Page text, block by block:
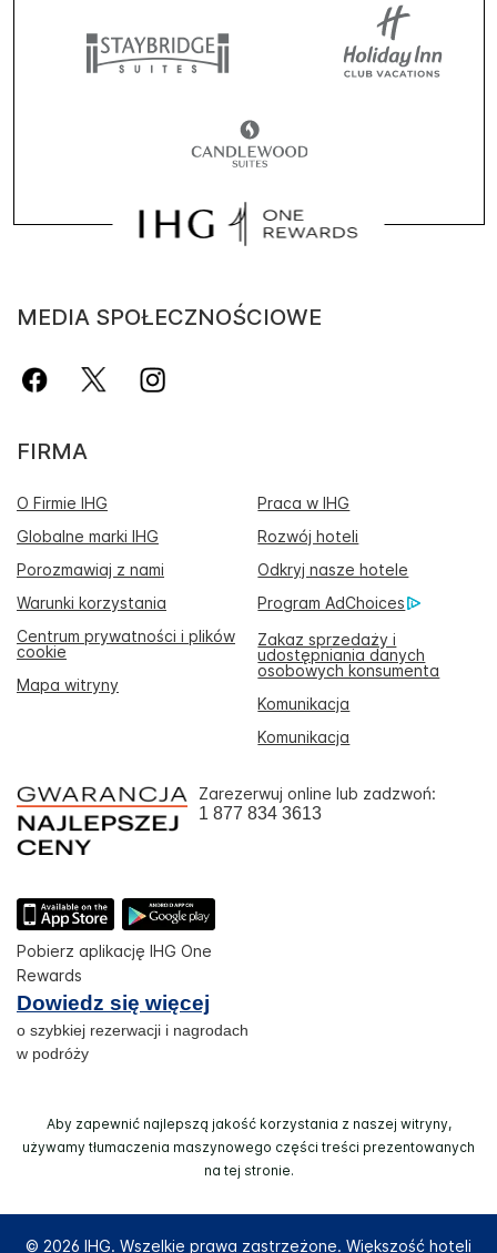
MEDIA SPOŁECZNOŚCIOWE
FIRMA
O Firmie IHG
Praca w IHG
Globalne marki IHG
Rozwój hoteli
Porozmawiaj z nami
Odkryj nasze hotele
Warunki korzystania
Program AdChoices
Centrum prywatności i plików
cookie
Zakaz sprzedaży i
udostępniania danych
osobowych konsumenta
Mapa witryny
Komunikacja
Komunikacja
Zarezerwuj online lub zadzwoń:
1 877 834 3613
Pobierz aplikację IHG One
Rewards
Dowiedz się więcej
o szybkiej rezerwacji i nagrodach
w podróży
Aby zapewnić najlepszą jakość korzystania z naszej witryny,
używamy tłumaczenia maszynowego części treści prezentowanych
na tej stronie.
© 2026 IHG. Wszelkie prawa zastrzeżone. Większość hoteli